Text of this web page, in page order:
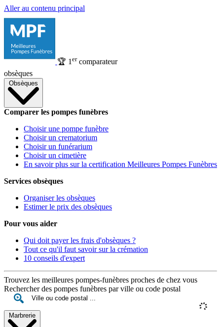
Aller au contenu principal
🏆 1 ercomparateur
obsèques
Obsèques
Comparer les pompes funèbres
Choisir une pompe funèbre
Choisir un crematorium
Choisir un funérarium
Choisir un cimetière
En savoir plus sur la certification Meilleures Pompes Funèbres
Services obsèques
Organiser les obsèques
Estimer le prix des obsèques
Pour vous aider
Qui doit payer les frais d'obsèques ?
Tout ce qu'il faut savoir sur la crémation
10 conseils d'expert
Trouvez les meilleures pompes-funèbres proches de chez vous
Rechercher des pompes funèbres par ville ou code postal
Marbrerie